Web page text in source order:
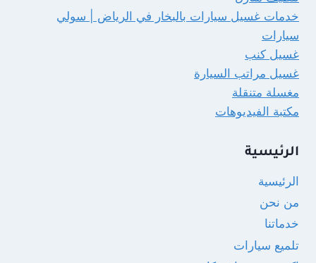
خدمات غسيل سيارات بالبخار في الرياض | سولي
سيارات
غسيل كنب
غسيل مراتب السيارة
مغسلة متنقلة
مكتبة الفيديوهات
الرئيسية
الرئيسية
من نحن
خدماتنا
تلميع سيارات